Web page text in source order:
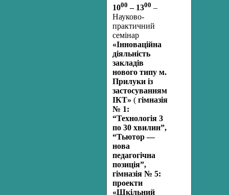
1000 – 1300 –
Науково-
практичний
семінар
«Інноваційна
діяльність
закладів
нового типу м.
Прилуки із
застосуванням
ІКТ» ( гімназія
№ 1:
“Технологія 3
по 30 хвилин”,
“Тьютор —
нова
педагогічна
позиція”,
гімназія № 5:
проекти
«Шкільний